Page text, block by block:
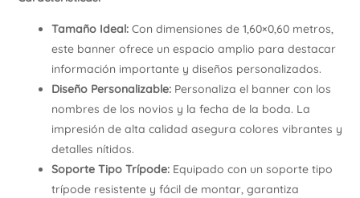
Tamaño Ideal:Con dimensiones de 1,60×0,60 metros,
este banner ofrece un espacio amplio para destacar
información importante y diseños personalizados.
Diseño Personalizable:Personaliza el banner con los
nombres de los novios y la fecha de la boda. La
impresión de alta calidad asegura colores vibrantes y
detalles nítidos.
Soporte Tipo Trípode:Equipado con un soporte tipo
trípode resistente y fácil de montar, garantiza